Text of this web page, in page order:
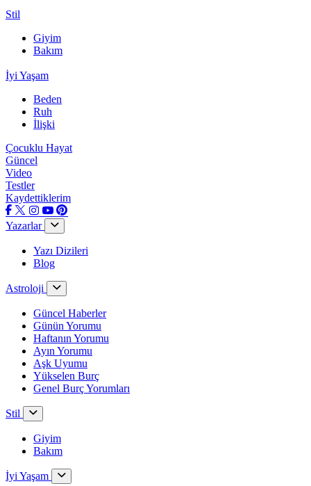
Stil
Giyim
Bakım
İyi Yaşam
Beden
Ruh
İlişki
Çocuklu Hayat
Güncel
Video
Testler
Kaydettiklerim
Yazarlar
Yazı Dizileri
Blog
Astroloji
Güncel Haberler
Günün Yorumu
Haftanın Yorumu
Ayın Yorumu
Aşk Uyumu
Yükselen Burç
Genel Burç Yorumları
Stil
Giyim
Bakım
İyi Yaşam